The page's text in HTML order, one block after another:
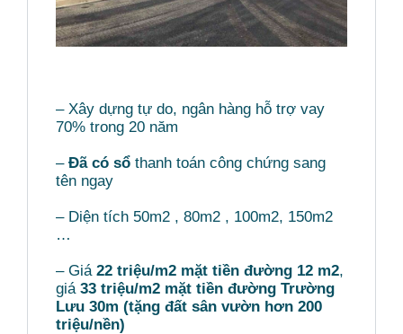
– Xây dựng tự do, ngân hàng hỗ trợ vay
70% trong 20 năm
–Đã có sổ thanh toán công chứng sang
tên ngay
– Diện tích 50m2 , 80m2 , 100m2, 150m2
…
– Giá22 triệu/m2 mặt tiền đường 12 m2,
giá33 triệu/m2 mặt tiền đường Trường
Lưu 30m (tặng đất sân vườn hơn 200
triệu/nền)